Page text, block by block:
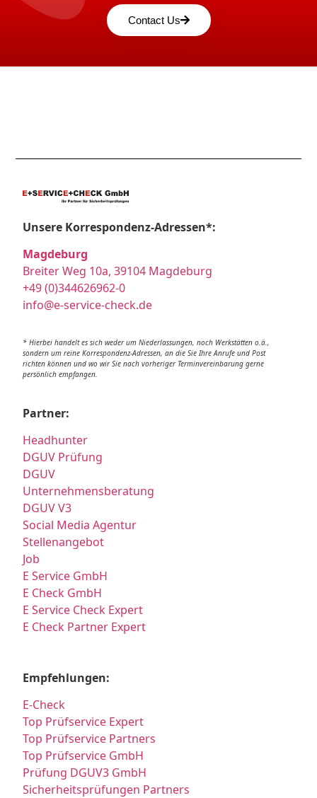
Contact Us
Unsere Korrespondenz-Adressen*:
Magdeburg
Breiter Weg 10a, 39104 Magdeburg
+49 (0)344626962-0
info@e-service-check.de
* Hierbei handelt es sich weder um Niederlassungen, noch Werkstätten o.ä.,
sondern um reine Korrespondenz-Adressen, an die Sie Ihre Anrufe und Post
richten können und wo wir Sie nach vorheriger Terminvereinbarung gerne
persönlich empfangen.
Partner:
Headhunter
DGUV Prüfung
DGUV
Unternehmensberatung
DGUV V3
Social Media Agentur
Stellenangebot
Job
E Service GmbH
E Check GmbH
E Service Check Expert
E Check Partner Expert
Empfehlungen:
E-Check
Top Prüfservice Expert
Top Prüfservice Partners
Top Prüfservice GmbH
Prüfung DGUV3 GmbH
Sicherheitsprüfungen Partners